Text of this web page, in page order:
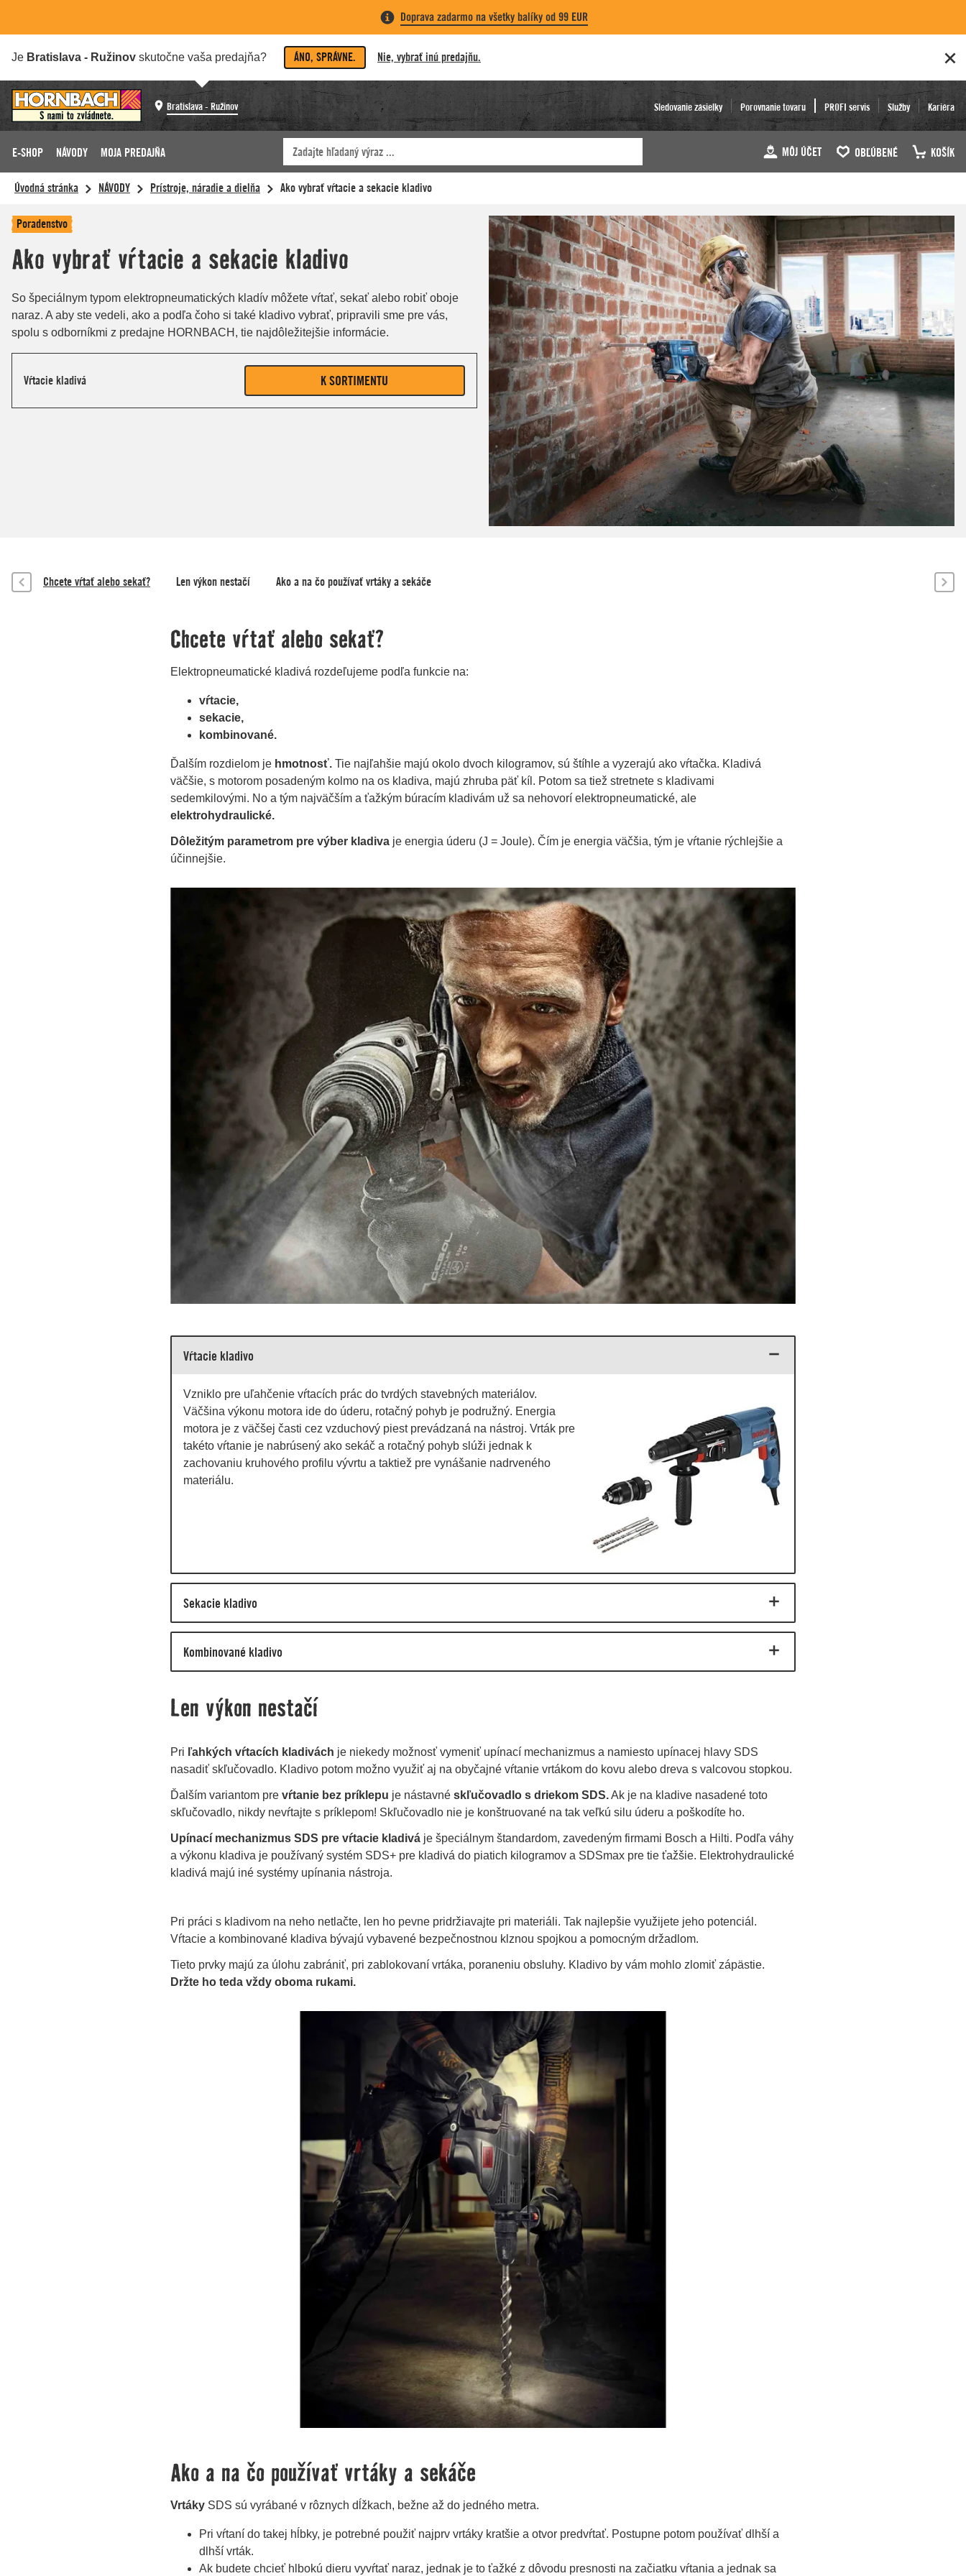
Doprava zadarmo na všetky balíky od 99 EUR
Je Bratislava - Ružinov skutočne vaša predajňa? ÁNO, SPRÁVNE. Nie, vybrať inú predajňu.
Bratislava - Ružinov Sledovanie zásielky Porovnanie tovaru PROFI servis Služby Kariéra
E-SHOP NÁVODY MOJA PREDAJŇA MÔJ ÚČET OBĽÚBENÉ KOŠÍK